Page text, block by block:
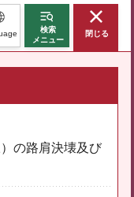
検索
メニュー
閉じる
の路肩決壊及び